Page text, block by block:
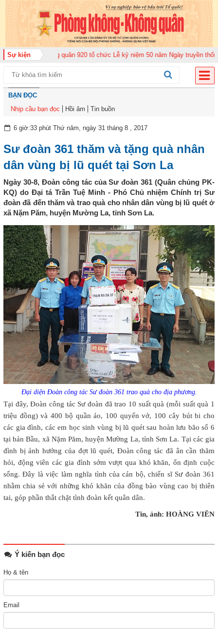
Sự kiện
đoàn Không quân 920 tổ chức Lễ kỷ niệm 50 năm Ngày truyền thống
BẠN ĐỌC
Nhịp cầu bạn đọc
Hồi âm Tin buồn
6 giờ:33 phút Thứ năm, ngày 31 tháng 8 , 2017
Sư đoàn 361 thăm và tặng quà nhân
dân vùng bị lũ quét tại Sơn La
Ngày 30-8, Đoàn công tác của Sư đoàn 361 (Quân chủng PK-
KQ) do Đại tá Trần Tuệ Minh - Phó Chủ nhiệm Chính trị Sư
đoàn đã đến thăm và trao quà cho nhân dân vùng bị lũ quét ở
xã Nặm Păm, huyện Mường La, tỉnh Sơn La.
Đại diện Đoàn công tác Sư đoàn 361 trao quà cho địa phương.
Tại đây, Đoàn công tác Sư đoàn đã trao 10 suất quà (mỗi suất quà 1
triệu đồng) và 400 bộ quần áo, 100 quyển vở, 100 cây bút bi cho
các gia đình, các em học sinh vùng bị lũ quét sau hoàn lưu bão số 6
tại bản Bầu, xã Nặm Păm, huyện Mường La, tỉnh Sơn La. Tại các gia
đình bị ảnh hưởng của đợt lũ quét, Đoàn công tác đã ân cần thăm
hỏi, động viên các gia đình sớm vượt qua khó khăn, ổn định cuộc
sống. Đây là việc làm nghĩa tình của cán bộ, chiến sĩ Sư đoàn 361
nhằm chia sẻ với những khó khăn của đồng bào vùng cao bị thiên
tai, góp phần thắt chặt tình đoàn kết quân dân.
Tin, ảnh: HOÀNG VIÊN
Ý kiến bạn đọc
Họ & tên
Email